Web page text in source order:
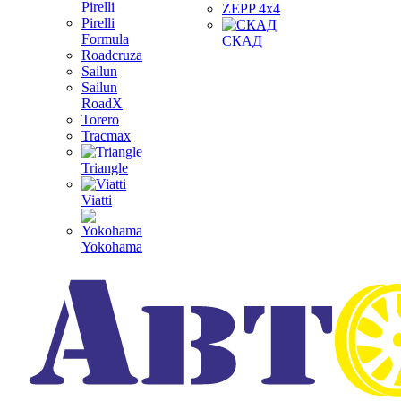
Pirelli
Pirelli
Formula
Roadcruza
Sailun
Sailun
RoadX
Torero
Tracmax
Triangle
Viatti
Yokohama
ZEPP 4x4
СКАД